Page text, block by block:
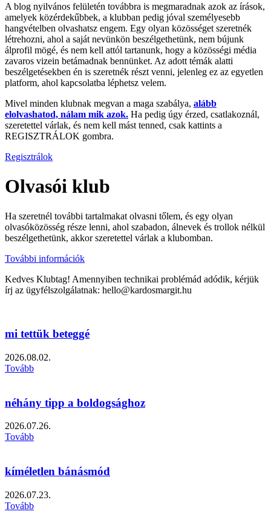
A blog nyilvános felületén továbbra is megmaradnak azok az írások,
amelyek közérdekűbbek, a klubban pedig jóval személyesebb
hangvételben olvashatsz engem. Egy olyan közösséget szeretnék
létrehozni, ahol a saját nevünkön beszélgethetünk, nem bújunk
álprofil mögé, és nem kell attól tartanunk, hogy a közösségi média
zavaros vizein betámadnak bennünket. Az adott témák alatti
beszélgetésekben én is szeretnék részt venni, jelenleg ez az egyetlen
platform, ahol kapcsolatba léphetsz velem.
Mivel minden klubnak megvan a maga szabálya, alább
elolvashatod, nálam mik azok. Ha pedig úgy érzed, csatlakoznál,
szeretettel várlak, és nem kell mást tenned, csak kattints a
REGISZTRÁLOK gombra.
Regisztrálok
Olvasói klub
Ha szeretnél további tartalmakat olvasni tőlem, és egy olyan
olvasóközösség része lenni, ahol szabadon, álnevek és trollok nélkül
beszélgethetünk, akkor szeretettel várlak a klubomban.
További információk
Kedves Klubtag! Amennyiben technikai problémád adódik, kérjük
írj az ügyfélszolgálatnak: hello@kardosmargit.hu
mi tettük beteggé
2026.08.02.
Tovább
néhány tipp a boldogsághoz
2026.07.26.
Tovább
kíméletlen bánásmód
2026.07.23.
Tovább